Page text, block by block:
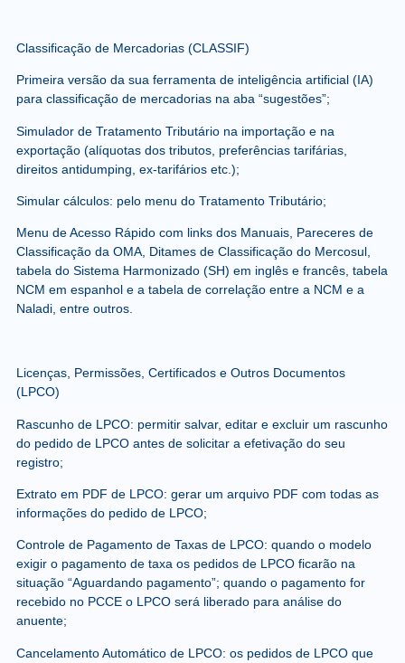
Classificação de Mercadorias (CLASSIF)
Primeira versão da sua ferramenta de inteligência artificial (IA)
para classificação de mercadorias na aba “sugestões”;
Simulador de Tratamento Tributário na importação e na
exportação (alíquotas dos tributos, preferências tarifárias,
direitos antidumping, ex-tarifários etc.);
Simular cálculos: pelo menu do Tratamento Tributário;
Menu de Acesso Rápido com links dos Manuais, Pareceres de
Classificação da OMA, Ditames de Classificação do Mercosul,
tabela do Sistema Harmonizado (SH) em inglês e francês, tabela
NCM em espanhol e a tabela de correlação entre a NCM e a
Naladi, entre outros.
Licenças, Permissões, Certificados e Outros Documentos
(LPCO)
Rascunho de LPCO: permitir salvar, editar e excluir um rascunho
do pedido de LPCO antes de solicitar a efetivação do seu
registro;
Extrato em PDF de LPCO: gerar um arquivo PDF com todas as
informações do pedido de LPCO;
Controle de Pagamento de Taxas de LPCO: quando o modelo
exigir o pagamento de taxa os pedidos de LPCO ficarão na
situação “Aguardando pagamento”; quando o pagamento for
recebido no PCCE o LPCO será liberado para análise do
anuente;
Cancelamento Automático de LPCO: os pedidos de LPCO que